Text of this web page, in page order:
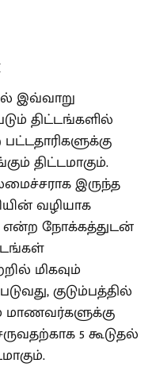
இவ்வாறு
திட்டங்களில்
திட்டமாகும்.
இருந்த
வழியாக
என்ற நோக்கத்துடன்
மிகவும்
குடும்பத்தில்
மாணவர்களுக்கு
5 கூடுதல்